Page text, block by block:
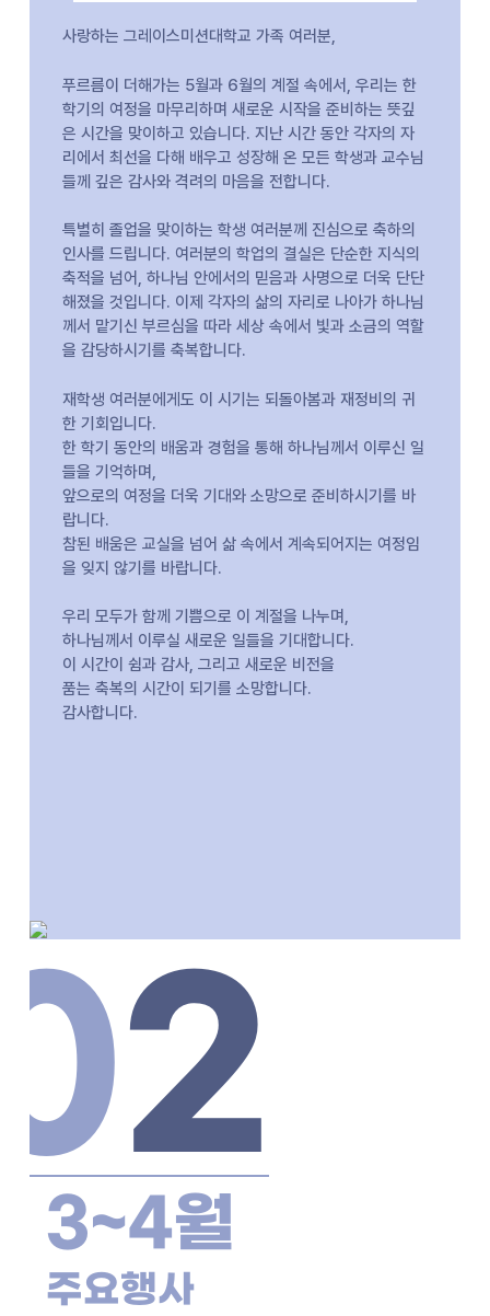
사랑하는 그레이스미션대학교 가족 여러분,
푸르름이 더해가는 5월과 6월의 계절 속에서, 우리는 한
학기의 여정을 마무리하며 새로운 시작을 준비하는 뜻깊
은 시간을 맞이하고 있습니다. 지난 시간 동안 각자의 자
리에서 최선을 다해 배우고 성장해 온 모든 학생과 교수님
들께 깊은 감사와 격려의 마음을 전합니다.
특별히 졸업을 맞이하는 학생 여러분께 진심으로 축하의
인사를 드립니다. 여러분의 학업의 결실은 단순한 지식의
축적을 넘어, 하나님 안에서의 믿음과 사명으로 더욱 단단
해졌을 것입니다. 이제 각자의 삶의 자리로 나아가 하나님
께서 맡기신 부르심을 따라 세상 속에서 빛과 소금의 역할
을 감당하시기를 축복합니다.
재학생 여러분에게도 이 시기는 되돌아봄과 재정비의 귀
한 기회입니다.
한 학기 동안의 배움과 경험을 통해 하나님께서 이루신 일
들을 기억하며,
앞으로의 여정을 더욱 기대와 소망으로 준비하시기를 바
랍니다.
참된 배움은 교실을 넘어 삶 속에서 계속되어지는 여정임
을 잊지 않기를 바랍니다.
우리 모두가 함께 기쁨으로 이 계절을 나누며,
하나님께서 이루실 새로운 일들을 기대합니다.
이 시간이 쉼과 감사, 그리고 새로운 비전을
품는 축복의 시간이 되기를 소망합니다.
감사합니다.
2
3~4월
주요행사